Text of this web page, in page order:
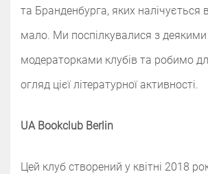
та Бранденбурга, яких налічується
мало. Ми поспілкувалися з деякими
модераторками клубів та робимо
огляд цієї літературної активності.
UA Bookclub Berlin
Цей клуб створений у квітні 2018